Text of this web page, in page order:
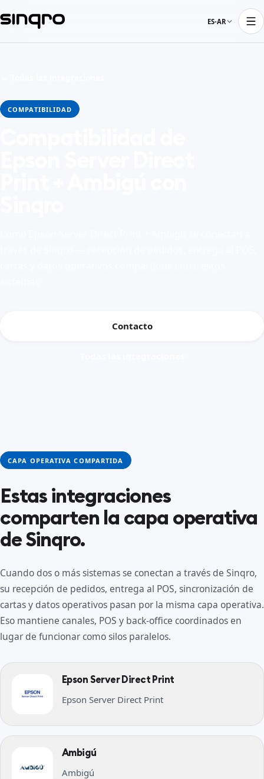
ES-AR
COMPATIBILIDAD
Contacto
CAPA OPERATIVA COMPARTIDA
Estas integraciones
comparten la capa operativa
de Sinqro.
Cuando dos o más sistemas se conectan a través de Sinqro,
su recepción de pedidos, entrega al POS, sincronización de
cartas y datos operativos pasan por la misma capa operativa.
Eso mantiene canales, POS y back-office coordinados en
lugar de funcionar como silos paralelos.
Epson Server Direct Print
Epson Server Direct Print
Ambigú
Ambigú